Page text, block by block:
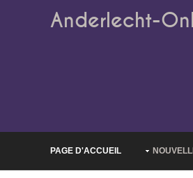
Anderlecht-
PAGE D'ACCUEIL